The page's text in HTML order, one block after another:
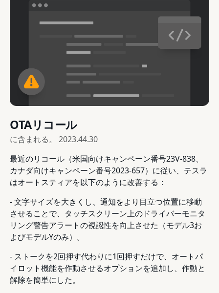
OTAリコール
に含まれる。 2023.44.30
最近のリコール（米国向けキャンペーン番号23V-838、
カナダ向けキャンペーン番号2023-657）に従い、テスラ
はオートスティアを以下のように改善する：
- 文字サイズを大きくし、通知をより目立つ位置に移動
させることで、タッチスクリーン上のドライバーモニタ
リング警告アラートの視認性を向上させた（モデル3お
よびモデルYのみ）。
- ストークを2回押す代わりに1回押すだけで、オートパ
イロット機能を作動させるオプションを追加し、作動と
解除を簡単にした。